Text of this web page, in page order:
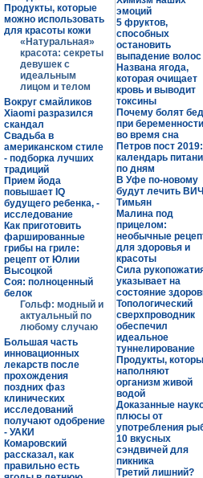
Продукты, которые
можно использовать
для красоты кожи
«Натуральная»
красота: секреты
девушек с
идеальным
лицом и телом
Вокруг смайликов
Xiaomi разразился
скандал
Свадьба в
американском стиле
- подборка лучших
традиций
Прием йода
повышает IQ
будущего ребенка, -
исследование
Как приготовить
фаршированные
грибы на гриле:
рецепт от Юлии
Высоцкой
Соя: полноценный
белок
Гольф: модный и
актуальный по
любому случаю
Большая часть
инновационных
лекарств после
прохождения
поздних фаз
клинических
исследований
получают одобрение
- УАКИ
Комаровский
рассказал, как
правильно есть
эмоций
5 фруктов,
способных
остановить
выпадение волос
Названа ягода,
которая очищает
кровь и выводит
токсины
Почему болят
при беременности
во время сна
Петров пост 2019:
календарь
по дням
В Уфе по-новому
будут лечить ВИЧ
Тимьян
Малина под
прицелом:
необычные
для здоровья и
красоты
Сила
указывает на
состояние
Топологический
сверхпроводник
обеспечил
идеальное
туннелирование
Продукты,
наполняют
организм живой
водой
Доказанные
плюсы от
употребления
10 вкусных
сэндвичей для
пикника
Третий лишний?